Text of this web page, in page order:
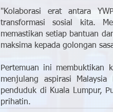
"Kolaborasi erat antara
transformasi sosial kita.
memastikan setiap bantuan
maksima kepada golongan
Pertemuan ini membuktikan
menjulang aspirasi
penduduk di Kuala Lumpur,
prihatin.